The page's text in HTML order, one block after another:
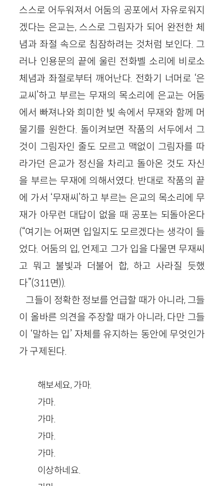
스스로 어두워져서 어둠의 공포에서 자유로워지
겠다는 은교는, 스스로 그림자가 되어 완전한 체
념과 좌절 속으로 침잠하려는 것처럼 보인다. 그
러나 인용문의 끝에 울린 전화벨 소리에 비로소
체념과 좌절로부터 깨어난다. 전화기 너머로 ‘은
교씨’하고 부르는 무재의 목소리에 은교는 어둠
에서 빠져나와 희미한 빛 속에서 무재와 함께 머
물기를 원한다. 돌이켜보면 작품의 서두에서 그
것이 그림자인 줄도 모르고 맥없이 그림자를 따
라가던 은교가 정신을 차리고 돌아온 것도 자신
을 부르는 무재에 의해서였다. 반대로 작품의 끝
에 가서 ‘무재씨’하고 부르는 은교의 목소리에 무
재가 아무런 대답이 없을 때 공포는 되돌아온다
(“여기는 어쩌면 입일지도 모르겠다는 생각이 들
었다. 어둠의 입, 언제고 그가 입을 다물면 무재씨
고 뭐고 불빛과 더불어 합, 하고 사라질 듯했
다”(311면)).
그들이 정확한 정보를 언급할 때가 아니라, 그들
이 올바른 의견을 주장할 때가 아니라, 다만 그들
이 ‘말하는 입’ 자체를 유지하는 동안에 무엇인가
가 구제된다.
해보세요, 가마.
가마.
가마.
가마.
가마.
이상하네요.